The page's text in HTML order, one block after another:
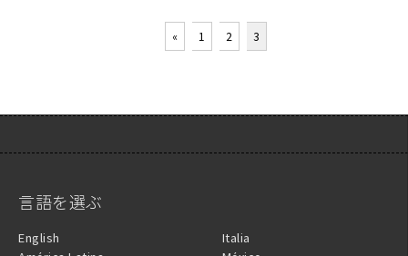
« 1 2 3
言語を選ぶ
English
Italia